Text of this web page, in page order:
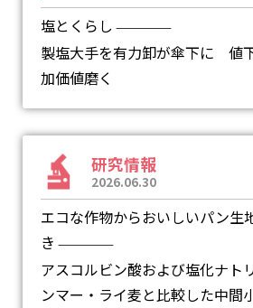
塩とくらし ―
製塩大手を有力卸が傘下に 値
加価値磨く
研究情報
2026.06.30
エコな作物からおいしいパン生
き ―
アスコルビン酸および塩化ナト
ンマー・ライ麦と比較した中間